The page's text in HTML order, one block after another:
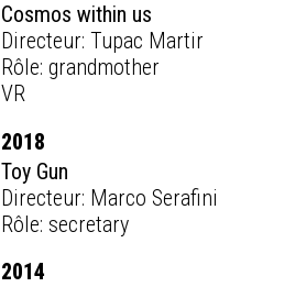
Cosmos within us
Directeur: Tupac Martir
Rôle: grandmother
VR
2018
Toy Gun
Directeur: Marco Serafini
Rôle: secretary
2014